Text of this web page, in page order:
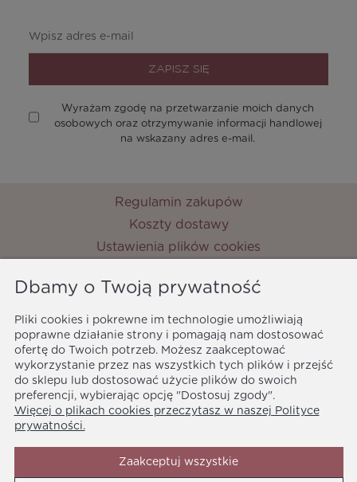
ZAPISZ SIĘ
Wyrażam zgodę na przetwarzanie moich danych
osobowych oraz otrzymywanie informacji handlowej
na wskazany adres e-mail.
Regulamin zakupów
Koszty dostawy
Ustawienia plików cookies
Metody płatności
Ochrona danych osobowych
Polityka prywatności
MyPrincess
ul. Nocznickiego 33
01-918 Warszawa
Dbamy o Twoją prywatność
Pliki cookies i pokrewne im technologie umożliwiają
poprawne działanie strony i pomagają nam dostosować
ofertę do Twoich potrzeb. Możesz zaakceptować
wykorzystanie przez nas wszystkich tych plików i przejść
do sklepu lub dostosować użycie plików do swoich
preferencji, wybierając opcję "Dostosuj zgody".
Więcej o plikach cookies przeczytasz w naszej Polityce
prywatności.
Zaakceptuj wszystkie